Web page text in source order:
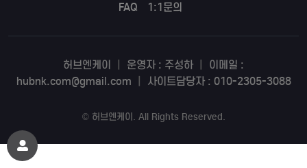
FAQ
1:1문의
허브엔케이 운영자 : 주성하
이메일 :
hubnk.com@gmail.com
사이트담당자 : 010-2305-3088
© 허브엔케이 . All Rights Reserved.